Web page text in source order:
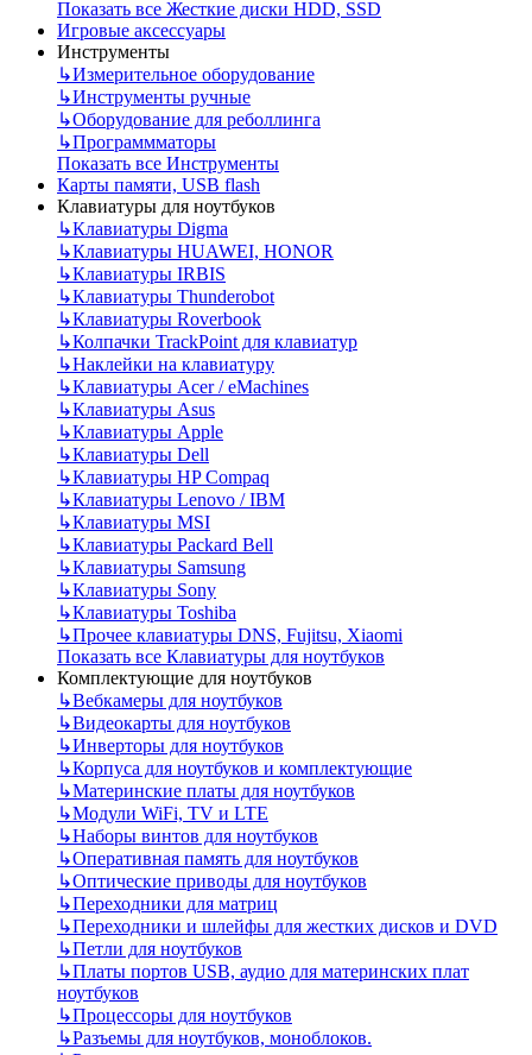
Показать все Жесткие диски HDD, SSD
Игровые аксессуары
Инструменты
↳Измерительное оборудование
↳Инструменты ручные
↳Оборудование для реболлинга
↳Программматоры
Показать все Инструменты
Карты памяти, USB flash
Клавиатуры для ноутбуков
↳Клавиатуры Digma
↳Клавиатуры HUAWEI, HONOR
↳Клавиатуры IRBIS
↳Клавиатуры Thunderobot
↳Клавиатуры Roverbook
↳Колпачки TrackPoint для клавиатур
↳Наклейки на клавиатуру
↳Клавиатуры Acer / eMachines
↳Клавиатуры Asus
↳Клавиатуры Apple
↳Клавиатуры Dell
↳Клавиатуры HP Compaq
↳Клавиатуры Lenovo / IBM
↳Клавиатуры MSI
↳Клавиатуры Packard Bell
↳Клавиатуры Samsung
↳Клавиатуры Sony
↳Клавиатуры Toshiba
↳Прочее клавиатуры DNS, Fujitsu, Xiaomi
Показать все Клавиатуры для ноутбуков
Комплектующие для ноутбуков
↳Вебкамеры для ноутбуков
↳Видеокарты для ноутбуков
↳Инверторы для ноутбуков
↳Корпуса для ноутбуков и комплектующие
↳Материнские платы для ноутбуков
↳Модули WiFi, TV и LTE
↳Наборы винтов для ноутбуков
↳Оперативная память для ноутбуков
↳Оптические приводы для ноутбуков
↳Переходники для матриц
↳Переходники и шлейфы для жестких дисков и DVD
↳Петли для ноутбуков
↳Платы портов USB, аудио для материнских плат
ноутбуков
↳Процессоры для ноутбуков
↳Разъемы для ноутбуков, моноблоков.